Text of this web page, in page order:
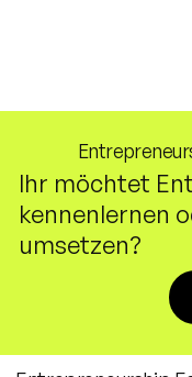
Ihr möchtet
kennenlernen
umsetzen?